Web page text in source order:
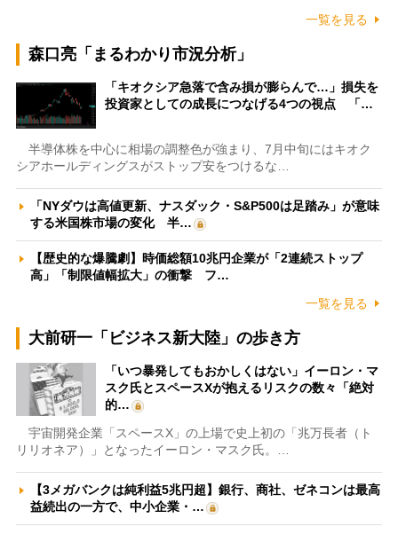
一覧を見る
森口亮「まるわかり市況分析」
「キオクシア急落で含み損が膨らんで…」損失を
投資家としての成長につなげる4つの視点 「…
半導体株を中心に相場の調整色が強まり、7月中旬にはキオク
シアホールディングスがストップ安をつけるな…
「NYダウは高値更新、ナスダック・S&P500は足踏み」が意味
する米国株市場の変化 半…
【歴史的な爆騰劇】時価総額10兆円企業が「2連続ストップ
高」「制限値幅拡大」の衝撃 フ…
一覧を見る
大前研一「ビジネス新大陸」の歩き方
「いつ暴発してもおかしくはない」イーロン・マ
スク氏とスペースXが抱えるリスクの数々「絶対
的…
宇宙開発企業「スペースX」の上場で史上初の「兆万長者（ト
リリオネア）」となったイーロン・マスク氏。…
【3メガバンクは純利益5兆円超】銀行、商社、ゼネコンは最高
益続出の一方で、中小企業・…